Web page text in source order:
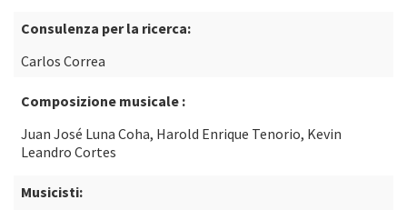
Consulenza per la ricerca:
Carlos Correa
Composizione musicale :
Juan José Luna Coha, Harold Enrique Tenorio, Kevin
Leandro Cortes
Musicisti: